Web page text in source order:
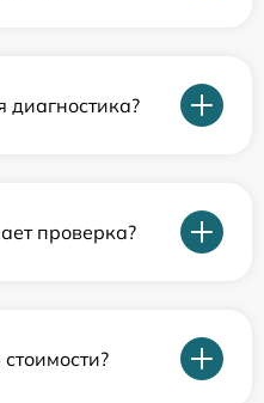
диагностика?
проверка?